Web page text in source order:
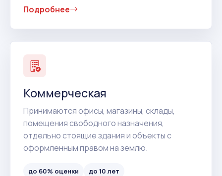
Подробнее
Коммерческая
Принимаются офисы, магазины, склады,
помещения свободного назначения,
отдельно стоящие здания и объекты с
оформленным правом на землю.
до 60% оценки до 10 лет